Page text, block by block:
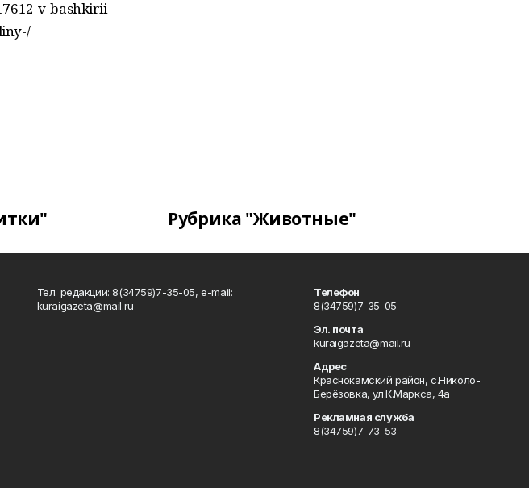
v-bashkirii-
Рубрика "Животные"
Тел. редакции: 8(34759)7-35-05, e-mail:
kuraigazeta@mail.ru
Телефон
8(34759)7-35-05
Эл. почта
kuraigazeta@mail.ru
Адрес
Краснокамский район, с.Николо-
Берёзовка, ул.К.Маркса, 4а
Рекламная служба
8(34759)7-73-53